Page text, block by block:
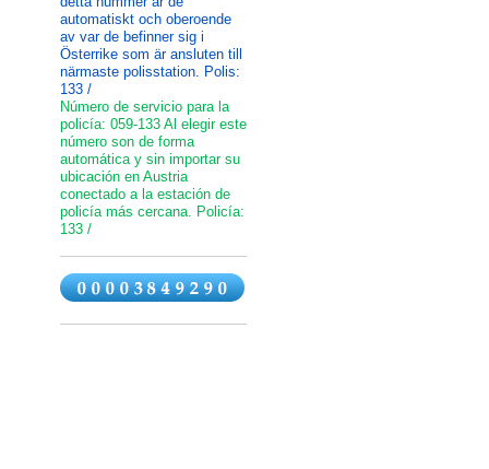
automatiskt och oberoende
av var de befinner sig i
Österrike som är ansluten till
närmaste polisstation. Polis:
133 /
Número de servicio para la
policía: 059-133 Al elegir este
número son de forma
automática y sin importar su
ubicación en Austria
conectado a la estación de
policía más cercana. Policía:
133 /